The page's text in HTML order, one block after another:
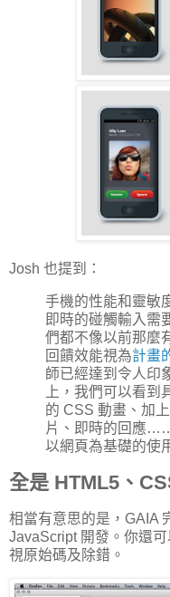
Josh 也提到：
手機的性能和靈敏
即時的碰觸輸入需
們都不像以前那麼
回饋效能視為計畫
師已經達到令人印
上，我們可以看
的 CSS 動畫、加
片、即時的回應
以網頁為基礎的使
全是 HTML5、
相當有意思的是，GAIA
JavaScript 開發。你還
視原始碼及除錯。